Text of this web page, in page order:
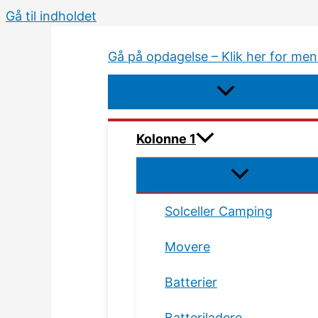
Gå til indholdet
Gå på opdagelse – Klik her for
Kolonne 1
Solceller Camping
Movere
Batterier